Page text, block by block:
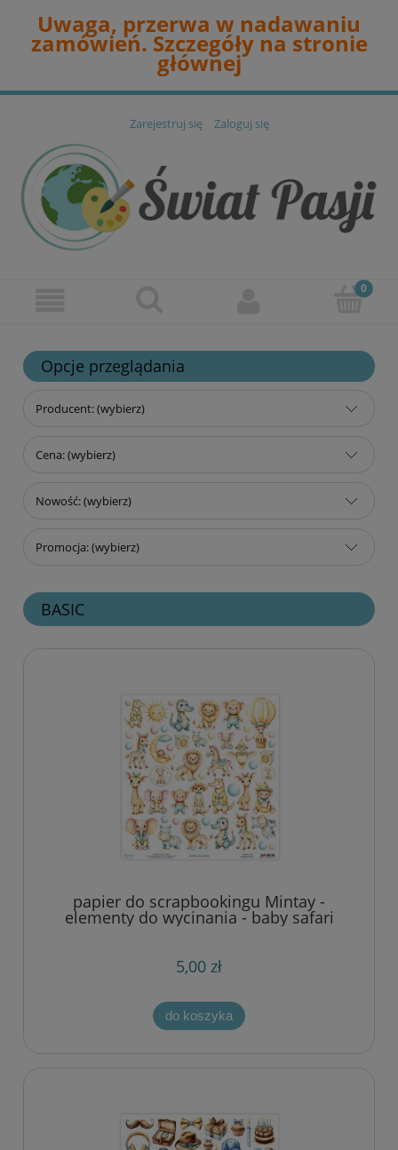
Uwaga, przerwa w nadawaniu
zamówień. Szczegóły na stronie
głównej
Zarejestruj się Zaloguj się
Opcje przeglądania
Producent: (wybierz)
Cena: (wybierz)
Nowość: (wybierz)
Promocja: (wybierz)
BASIC
papier do scrapbookingu Mintay -
elementy do wycinania - baby safari
5,00 zł
do koszyka